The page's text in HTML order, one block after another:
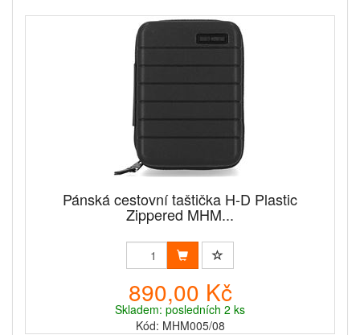
Pánská cestovní taštička H-D Plastic
Zippered MHM...
890,00 Kč
Skladem: posledních 2 ks
Kód: MHM005/08